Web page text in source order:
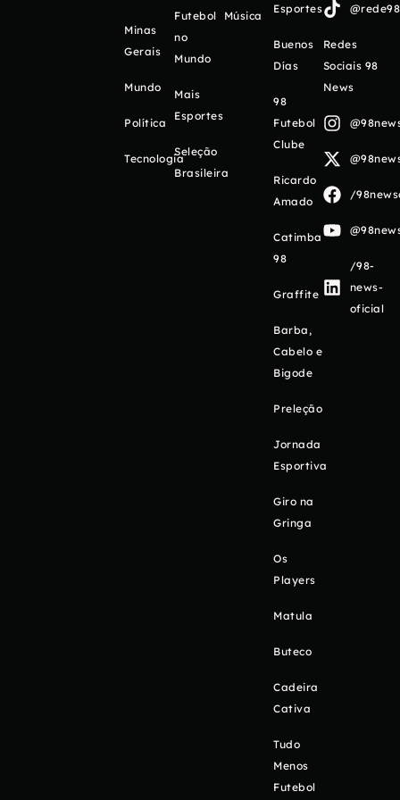
Minas
Gerais
Mundo
Política
Tecnologia
Futebol
no
Mundo
Mais
Esportes
Seleção
Brasileira
Música
Esportes
Buenos
Días
98
Futebol
Clube
Ricardo
Amado
Catimba
98
Graffite
Barba,
Cabelo e
Bigode
Preleção
Jornada
Esportiva
Giro na
Gringa
Os
Players
Matula
Buteco
Cadeira
Cativa
Tudo
Menos
Futebol
Redes
Sociais 98
News
/
/98-
news-
oficial